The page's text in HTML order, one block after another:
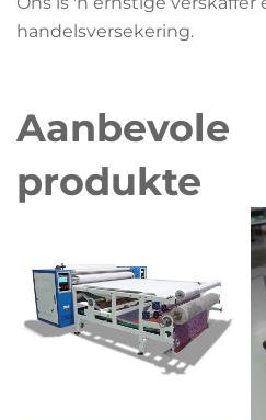
handelsversekering.
Aanbevole
produkte